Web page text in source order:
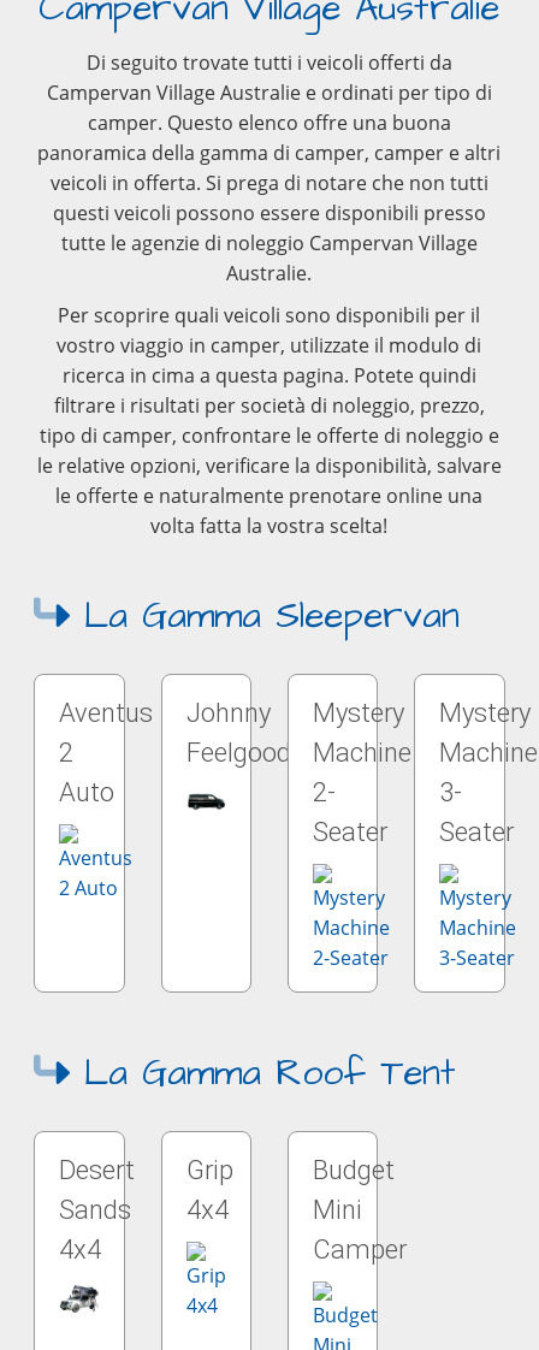
Di seguito trovate tutti i veicoli offerti da
Campervan Village Australie e ordinati per tipo di
camper. Questo elenco offre una buona
panoramica della gamma di camper, camper e altri
veicoli in offerta. Si prega di notare che non tutti
questi veicoli possono essere disponibili presso
tutte le agenzie di noleggio Campervan Village
Australie.
Per scoprire quali veicoli sono disponibili per il
vostro viaggio in camper, utilizzate il modulo di
ricerca in cima a questa pagina. Potete quindi
filtrare i risultati per società di noleggio, prezzo,
tipo di camper, confrontare le offerte di noleggio e
le relative opzioni, verificare la disponibilità, salvare
le offerte e naturalmente prenotare online una
volta fatta la vostra scelta!
La Gamma Sleepervan
Aventus
2
Auto
Johnny
Feelgood
Mystery
Machine
2-
Seater
Mystery
Machine
3-
Seater
La Gamma Roof Tent
Desert
Sands
4x4
Grip
4x4
Budget
Mini
Camper